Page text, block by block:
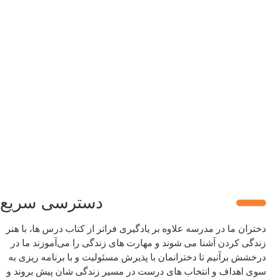
دسترسی سریع
دختران ما در مدرسه علاوه بر یادگیری فراتر از کتاب درس ها، با هنر
زندگی کردن آشنا می شوند و مهارت های زندگی را می‌آموزند ما در
درخشش برآنیم تا دخترانمان با پذیرش مسئولیت و با برنامه ریزی به
سوی اهداف و انتخاب های درست در مسیر زندگی شان پیش بروند و